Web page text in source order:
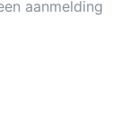
aanmelding